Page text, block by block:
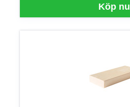
Köp nu